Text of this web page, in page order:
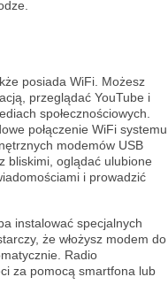
posiada WiFi. Możesz
przeglądać YouTube i
społecznościowych.
połączenie WiFi systemu
modemów USB
bliskimi, oglądać ulubione
i prowadzić
instalować specjalnych
że włożysz modem do
Radio
za pomocą smartfona lub